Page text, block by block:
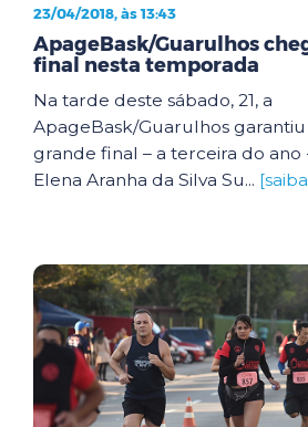
23/04/2018, às 13:43
ApageBask/Guarulhos
final nesta temporada
Na tarde deste sábado, 21, a
ApageBask/Guarulhos
grande final – a terceira do ano
Elena Aranha da Silva Su...